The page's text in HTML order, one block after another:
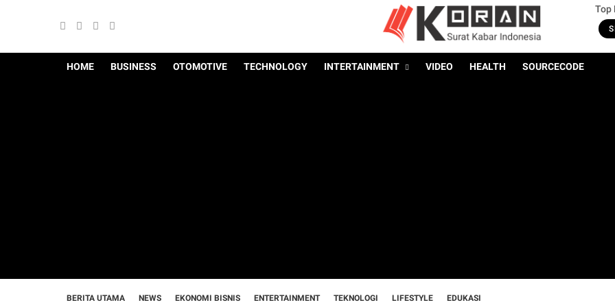
Top
HOME BUSINESS OTOMOTIVE TECHNOLOGY INTERTAINMENT VIDEO HEALTH SOURCECODE
BERITA UTAMA NEWS EKONOMI BISNIS ENTERTAINMENT TEKNOLOGI LIFESTYLE EDUKASI